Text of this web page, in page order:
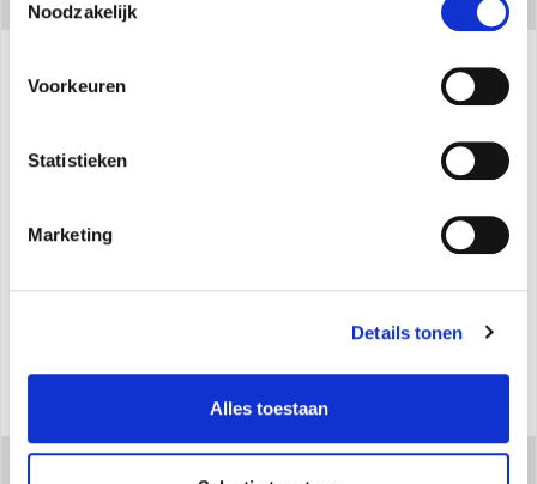
Noodzakelijk
Voorkeuren
Statistieken
Marketing
Details tonen
Alles toestaan